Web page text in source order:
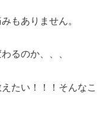
もありません。
るのか、、、
たい！！！そんなこ